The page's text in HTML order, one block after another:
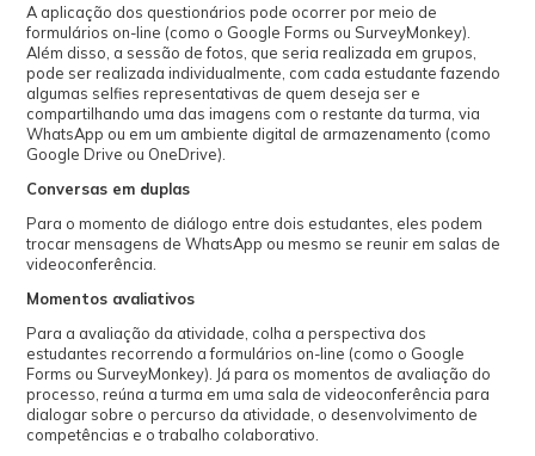
A aplicação dos questionários pode ocorrer por meio de
formulários on-line (como o Google Forms ou SurveyMonkey).
Além disso, a sessão de fotos, que seria realizada em grupos,
pode ser realizada individualmente, com cada estudante fazendo
algumas selfies representativas de quem deseja ser e
compartilhando uma das imagens com o restante da turma, via
WhatsApp ou em um ambiente digital de armazenamento (como
Google Drive ou OneDrive).
Conversas em duplas
Para o momento de diálogo entre dois estudantes, eles podem
trocar mensagens de WhatsApp ou mesmo se reunir em salas de
videoconferência.
Momentos avaliativos
Para a avaliação da atividade, colha a perspectiva dos
estudantes recorrendo a formulários on-line (como o Google
Forms ou SurveyMonkey). Já para os momentos de avaliação do
processo, reúna a turma em uma sala de videoconferência para
dialogar sobre o percurso da atividade, o desenvolvimento de
competências e o trabalho colaborativo.